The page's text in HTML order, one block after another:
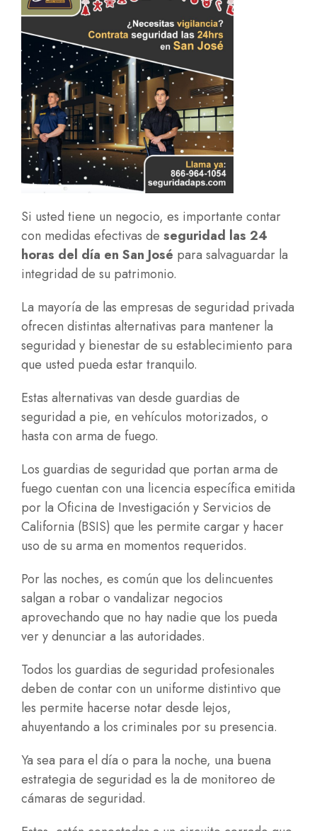
Si usted tiene un negocio, es importante contar
con medidas efectivas de seguridad las 24
horas del día en San José para salvaguardar la
integridad de su patrimonio.
La mayoría de las empresas de seguridad privada
ofrecen distintas alternativas para mantener la
seguridad y bienestar de su establecimiento para
que usted pueda estar tranquilo.
Estas alternativas van desde guardias de
seguridad a pie, en vehículos motorizados, o
hasta con arma de fuego.
Los guardias de seguridad que portan arma de
fuego cuentan con una licencia específica emitida
por la Oficina de Investigación y Servicios de
California (BSIS) que les permite cargar y hacer
uso de su arma en momentos requeridos.
Por las noches, es común que los delincuentes
salgan a robar o vandalizar negocios
aprovechando que no hay nadie que los pueda
ver y denunciar a las autoridades.
Todos los guardias de seguridad profesionales
deben de contar con un uniforme distintivo que
les permite hacerse notar desde lejos,
ahuyentando a los criminales por su presencia.
Ya sea para el día o para la noche, una buena
estrategia de seguridad es la de monitoreo de
cámaras de seguridad.